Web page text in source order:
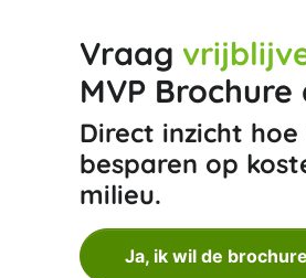
Vraag
MVP Brochure
Direct inzicht
besparen op
milieu.
Ja, ik wil de brochure